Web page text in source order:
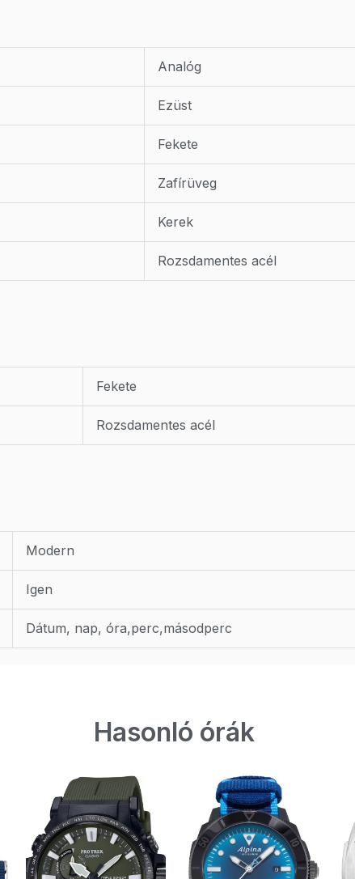
Analóg
Ezüst
Fekete
Zafírüveg
Kerek
Rozsdamentes acél
Fekete
Rozsdamentes acél
Modern
Igen
Dátum, nap, óra,perc,másodperc
Hasonló órák